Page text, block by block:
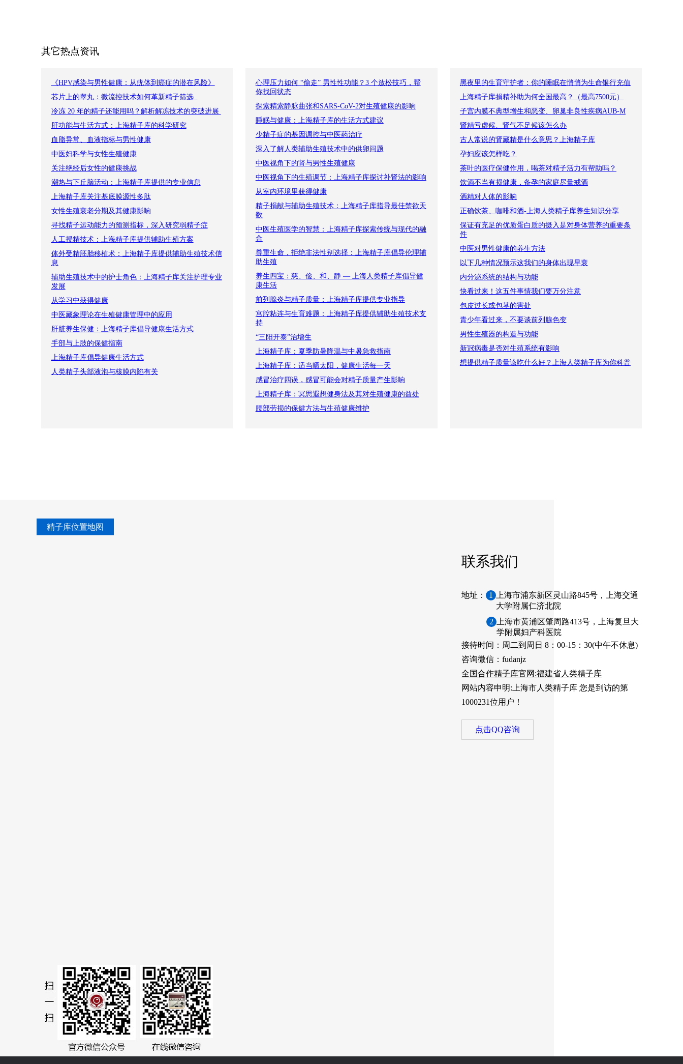
其它热点资讯
《HPV感染与男性健康：从疣体到癌症的潜在风险》
芯片上的睾丸：微流控技术如何革新精子筛选​ ​ ​
冷冻 20 年的精子还能用吗？解析解冻技术的突破进展​ ​
肝功能与生活方式：上海精子库的科学研究
血脂异常、血液指标与男性健康
中医妇科学与女性生殖健康
关注绝经后女性的健康挑战
潮热与下丘脑活动：上海精子库提供的专业信息
上海精子库关注基底膜源性多肽
女性生殖衰老分期及其健康影响
寻找精子运动能力的预测指标，深入研究弱精子症
人工授精技术：上海精子库提供辅助生殖方案
体外受精胚胎移植术：上海精子库提供辅助生殖技术信
息
辅助生殖技术中的护士角色：上海精子库关注护理专业
发展
从学习中获得健康
中医藏象理论在生殖健康管理中的应用
肝脏养生保健：上海精子库倡导健康生活方式
手部与上肢的保健指南
上海精子库倡导健康生活方式
人类精子头部液泡与核膜内陷有关
心理压力如何 “偷走” 男性性功能？3 个放松技巧，帮
你找回状态
探索精索静脉曲张和SARS-CoV-2对生殖健康的影响
睡眠与健康：上海精子库的生活方式建议
少精子症的基因调控与中医药治疗
深入了解人类辅助生殖技术中的供卵问题
中医视角下的肾与男性生殖健康
中医视角下的生殖调节：上海精子库探讨补肾法的影响
从室内环境里获得健康
精子捐献与辅助生殖技术：上海精子库指导最佳禁欲天
数
中医生殖医学的智慧：上海精子库探索传统与现代的融
合
尊重生命，拒绝非法性别选择：上海精子库倡导伦理辅
助生殖
养生四宝：慈、俭、和、静 — 上海人类精子库倡导健
康生活
前列腺炎与精子质量：上海精子库提供专业指导
宫腔粘连与生育难题：上海精子库提供辅助生殖技术支
持
“三阳开泰”治增生
上海精子库：夏季防暑降温与中暑急救指南
上海精子库：适当晒太阳，健康生活每一天
感冒治疗四误，感冒可能会对精子质量产生影响
上海精子库：冥思遐想健身法及其对生殖健康的益处
腰部劳损的保健方法与生殖健康维护
黑夜里的生育守护者：你的睡眠在悄悄为生命银行充值
上海精子库捐精补助为何全国最高？（最高7500元）
子宫内膜不典型增生和恶变、卵巢非良性疾病AUB-M
肾精亏虚候、肾气不足候该怎么办
古人常说的肾藏精是什么意思？上海精子库
孕妇应该怎样吃？
茶叶的医疗保健作用，喝茶对精子活力有帮助吗？
饮酒不当有损健康，备孕的家庭尽量戒酒
酒精对人体的影响
正确饮茶、咖啡和酒-上海人类精子库养生知识分享
保证有充足的优质蛋白质的摄入是对身体营养的重要条
件
中医对男性健康的养生方法
以下几种情况预示这我们的身体出现早衰
内分泌系统的结构与功能
快看过来！这五件事情我们要万分注意
包皮过长或包茎的害处
青少年看过来，不要谈前列腺色变
男性生殖器的构造与功能
新冠病毒是否对生殖系统有影响
想提供精子质量该吃什么好？上海人类精子库为你科普
精子库位置地图
联系我们
地址： 1
上海市浦东新区灵山路845号，上海交通
大学附属仁济北院
2
上海市黄浦区肇周路413号，上海复旦大
学附属妇产科医院
接待时间：周二到周日 8：00-15：30(中午不休息)
咨询微信：fudanjz
全国合作精子库官网:福建省人类精子库
网站内容申明:上海市人类精子库 您是到访的第
1000231位用户！
点击QQ咨询